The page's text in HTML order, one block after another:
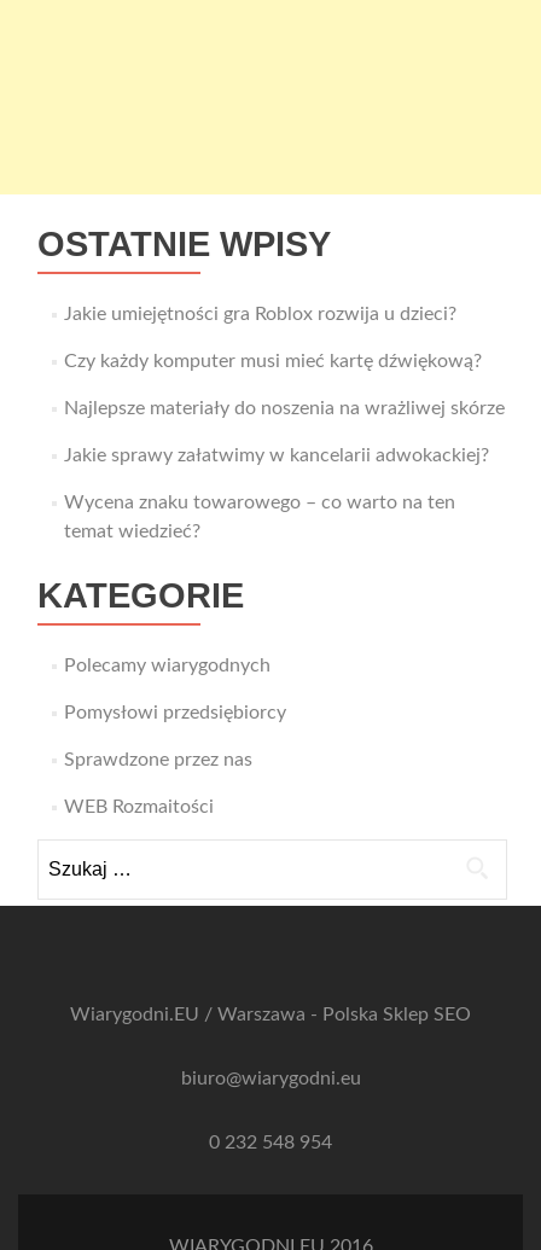
OSTATNIE WPISY
Jakie umiejętności gra Roblox rozwija u dzieci?
Czy każdy komputer musi mieć kartę dźwiękową?
Najlepsze materiały do noszenia na wrażliwej skórze
Jakie sprawy załatwimy w kancelarii adwokackiej?
Wycena znaku towarowego – co warto na ten
temat wiedzieć?
KATEGORIE
Polecamy wiarygodnych
Pomysłowi przedsiębiorcy
Sprawdzone przez nas
WEB Rozmaitości
Wiarygodni.EU / Warszawa - Polska Sklep SEO
biuro@wiarygodni.eu
0 232 548 954